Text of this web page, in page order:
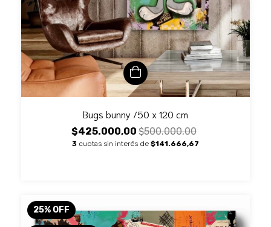
Bugs bunny /50 x 120 cm
$425.000,00 $500.000,00
3 cuotas sin interés de $141.666,67
25% OFF